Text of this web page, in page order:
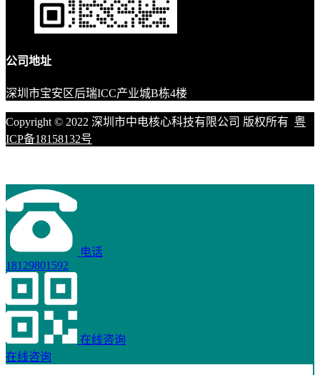
公司地址
深圳市宝安区后瑞ICC产业城B栋4楼
Copyright © 2022 深圳市中电核心科技有限公司 版权所有 粤
ICP备18158132号
电话
18129801592
在线咨询
在线咨询